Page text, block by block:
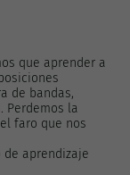
que aprender a
de bandas,
Perdemos la
faro que nos
aprendizaje